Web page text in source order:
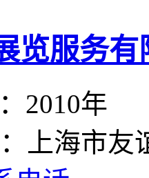
览服务有
2010年
上海市友